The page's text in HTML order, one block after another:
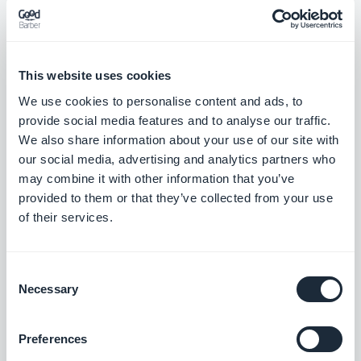
This website uses cookies
We use cookies to personalise content and ads, to
provide social media features and to analyse our traffic.
We also share information about your use of our site with
our social media, advertising and analytics partners who
may combine it with other information that you’ve
provided to them or that they’ve collected from your use
of their services.
Selection
Necessary
Preferences
nicht zentriert.
Bereiche KlickenSieauf.
Fehlerbehebung: Das Anklicken des
Bereichs konnte nicht funktionieren.
iOS [/TAG]
Add-on Authentifizierung